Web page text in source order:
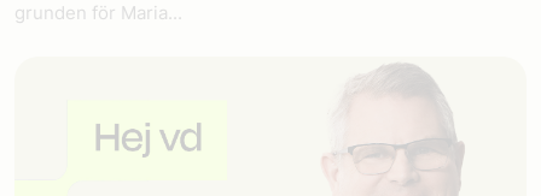
grunden för Maria...